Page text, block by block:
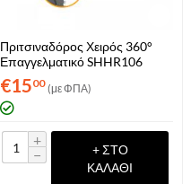
Πριτσιναδόρος Χειρός 360°
Επαγγελματικό SHHR106
INGCO
€1500 (με ΦΠΑ)
+
−
+ ΣΤΟ
ΚΑΛΆΘΙ